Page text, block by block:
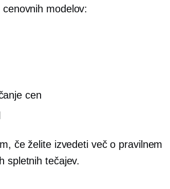
modelov:
cen
če želite izvedeti več o pravilnem
spletnih tečajev.